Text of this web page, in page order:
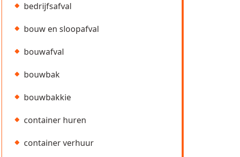
bedrijfsafval
bouw en sloopafval
bouwafval
bouwbak
bouwbakkie
container huren
container verhuur